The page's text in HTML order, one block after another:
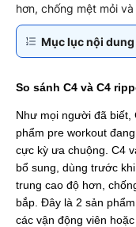
hơn, chống mệt mỏi
Mục lục nội dung
So sánh C4 và C4
Như mọi người đã biết,
phẩm pre workout
cực kỳ ưa chuộng. C4
bổ sung, dùng trước
trung cao độ hơn,
bắp. Đây là 2 sản
các vận động viên